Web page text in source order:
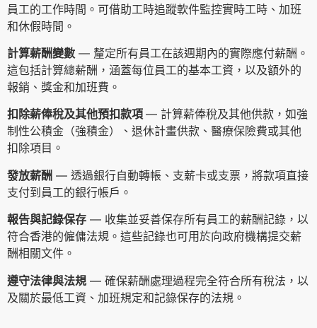
員工的工作時間。可借助工時追蹤軟件監控實時工時、加班
和休假時間。
計算薪酬變數 — 釐定所有員工在該週期內的實際應付薪酬。
這包括計算總薪酬，涵蓋每位員工的基本工資，以及額外的
報銷、獎金和加班費。
扣除薪俸稅及其他預扣款項 — 計算薪俸稅及其他供款，如強
制性公積金（強積金）、退休計畫供款、醫療保險費或其他
扣除項目。
發放薪酬 — 透過銀行自動轉帳、支薪卡或支票，將款項直接
支付到員工的銀行帳戶。
報告與記錄保存 — 收集並妥善保存所有員工的薪酬記錄，以
符合香港的僱傭法規。這些記錄也可用於向政府機構提交薪
酬相關文件。
遵守法律與法規 — 確保薪酬處理過程完全符合所有稅法，以
及關於最低工資、加班規定和記錄保存的法規。